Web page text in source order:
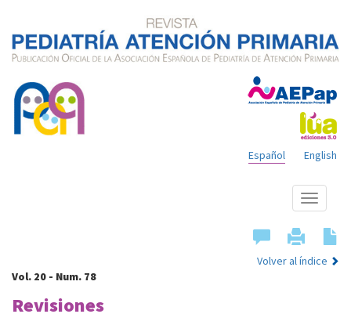
English
Español
Mostrar
menú
Volver al índice
Vol. 20 - Num. 78
Revisiones